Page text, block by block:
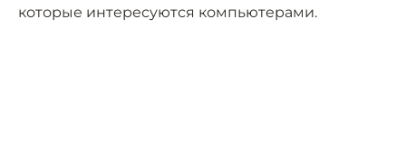
которые интересуются компьютерами.